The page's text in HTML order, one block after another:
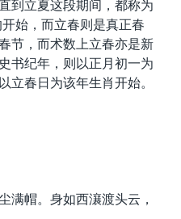
到立夏这段期间，都称为
始，而立春则是真正春
节，而术数上立春亦是新
书纪年，则以正月初一为
立春日为该年生肖开始。
满帽。身如西瀼渡头云，